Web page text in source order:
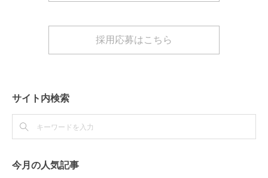
採用応募はこちら
サイト内検索
今月の人気記事